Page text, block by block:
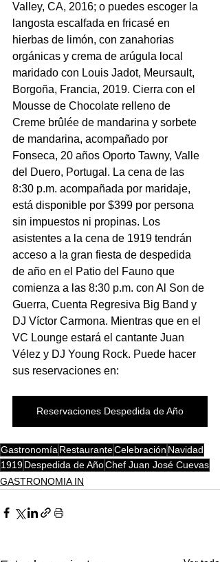
Valley, CA, 2016; o puedes escoger la
langosta escalfada en fricasé en
hierbas de limón, con zanahorias
orgánicas y crema de arúgula local
maridado con Louis Jadot, Meursault,
Borgoña, Francia, 2019. Cierra con el
Mousse de Chocolate relleno de
Creme brûlée de mandarina y sorbete
de mandarina, acompañado por
Fonseca, 20 años Oporto Tawny, Valle
del Duero, Portugal. La cena de las
8:30 p.m. acompañada por maridaje,
está disponible por $399 por persona
sin impuestos ni propinas. Los
asistentes a la cena de 1919 tendrán
acceso a la gran fiesta de despedida
de año en el Patio del Fauno que
comienza a las 8:30 p.m. con Al Son de
Guerra, Cuenta Regresiva Big Band y
DJ Víctor Carmona. Mientras que en el
VC Lounge estará el cantante Juan
Vélez y DJ Young Rock. Puede hacer
sus reservaciones en:
Reservaciones Despedida de Año
Gastronomía RestauranteCelebración Navidad
1919Despedida de AñoChef Juan José Cuevas
GASTRONOMIA IN